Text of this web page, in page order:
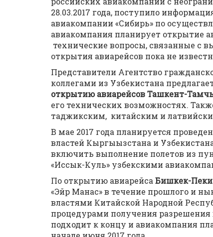
28.03.2017 года, поступило
авиакомпании «Сибирь» по
авиакомпания планирует открытие
технические вопросы, связанные с
открытия авиарейсов пока не
Представители Агентство
коллегами из Узбекистана
открытию авиарейсов Ташкент-
его технических возможностях.
таджикским, китайским и
В мае 2017 года планируется
властей Кыргыызстана и
включить выполнение полетов из
«Иссык-Куль» узбекскими
По открытию авиарейса Бишкек-
«Эйр Манас» в течение прошлого и
властями Китайской Народной
процедурами получения
подходит к концу и авиакомпания